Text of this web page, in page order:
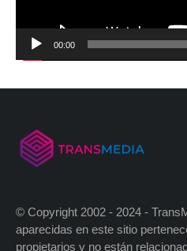
00:00
© Copyright 2002 - 2024 -
aparecidas en este sitio
propietarios y no están